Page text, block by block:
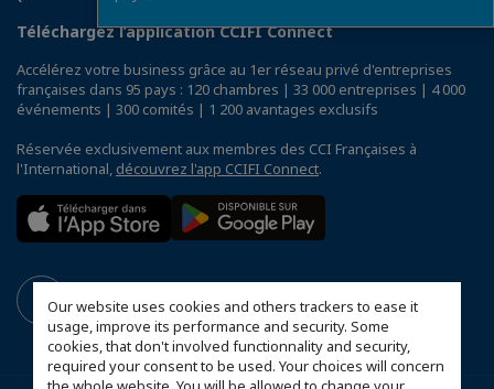
Our website uses cookies and others trackers to ease it
usage, improve its performance and security. Some
cookies, that don't involved functionnality and security,
required your consent to be used. Your choices will concern
Téléchargez l’application CCIFI Connect
Accélérez votre business grâce au 1er réseau privé d'entreprises
françaises dans 95 pays : 120 chambres | 33 000 entreprises | 4 000
événements | 300 comités | 1 200 avantages exclusifs
Réservée exclusivement aux membres des CCI Françaises à
l'International, découvrez l'app CCIFI Connect.